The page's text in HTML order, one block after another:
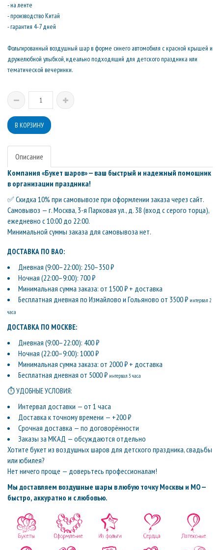
- на ленте
- производство Китай
- гарантия 4-7 дней
Фольгированный воздушный шар в форме синего автомобиля с красной крышей и
дружелюбной улыбкой, идеально подходящий для детского праздника или
тематической вечеринки.
Описание
Компания «Букет шаров» — ваш быстрый и надежный помощник
в организации праздника!
✅ Скидка 10% при самовывозе при оформлении заказа через сайт.
Самовывоз — г. Москва, 3-я Парковая ул., д. 38 (вход с серого торца),
ежедневно с 10:00 до 22:00.
Минимальной суммы заказа для самовывоза нет.
ДОСТАВКА ПО ВАО:
Дневная (9:00–22:00): 250–350 ₽
Ночная (22:00–9:00): 700 ₽
Минимальная сумма заказа: от 1500 ₽ + доставка
Бесплатная дневная по Измайлово и Гольяново от 3500 ₽ интервал 2
часа
ДОСТАВКА ПО МОСКВЕ:
Дневная (9:00–22:00): 400 ₽
Ночная (22:00–9:00): 1000 ₽
Минимальная сумма заказа: от 2000 ₽ + доставка
Бесплатная дневная от 5000 ₽ интервал 3 часа
⏱ УДОБНЫЕ УСЛОВИЯ:
Интервал доставки — от 1 часа
Доставка к точному времени — +200 ₽
Срочная доставка — по договорённости
Заказы за МКАД — обсуждаются отдельно
Хотите букет из воздушных шаров для детского праздника, свадьбы
или юбилея?
Нет ничего проще — доверьтесь профессионалам!
Мы доставляем воздушные шары в любую точку Москвы и МО —
быстро, аккуратно и с любовью.